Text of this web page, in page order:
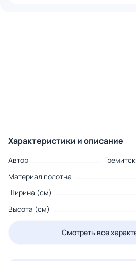
Характеристики и описание
Автор
Материал полотна
Ширина (см)
Высота (см)
Смотреть все